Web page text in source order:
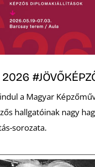
a Magyar
hallgatóinak nagy
sorozata.